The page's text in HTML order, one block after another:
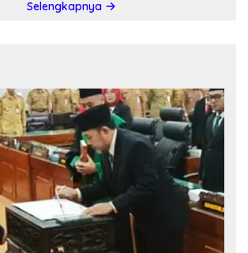
Selengkapnya